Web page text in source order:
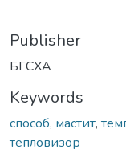
Publisher
БГСХА
Keywords
способ, мастит,
тепловизор